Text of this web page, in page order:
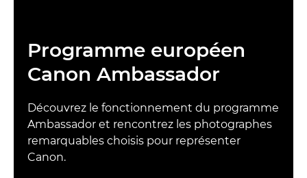
Programme européen
Canon Ambassador
Découvrez le fonctionnement du programme
Ambassador et rencontrez les photographes
remarquables choisis pour représenter
Canon.